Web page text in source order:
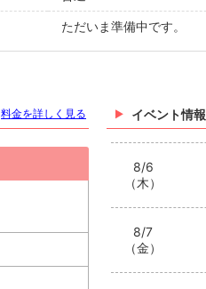
ただいま準備中です。
イベント情報
8/6
（木）
8/7
（金）
料金を詳しく見る